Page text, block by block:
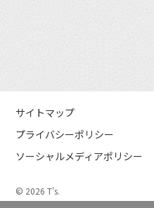
サイトマップ
プライバシーポリシー
ソーシャルメディアポリシー
© 2026 T’s.